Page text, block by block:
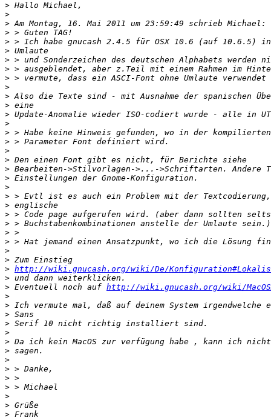
>
>
>
>
>
>
>
>
>
>
>
>
>
>
>
>
>
>
>
>
>
>
>
>
>
>
>
>
>
> http://wiki.gnucash.org/wiki/De/
>
> Eventuell noch auf http://wiki.gnucash.org/wiki/
>
>
>
>
>
>
>
>
>
>
>
>
>
>